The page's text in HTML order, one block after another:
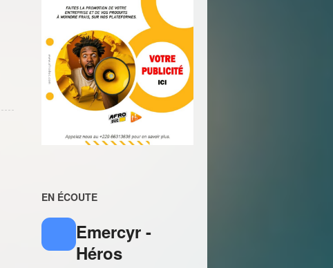
EN ÉCOUTE
Emercyr -
Héros